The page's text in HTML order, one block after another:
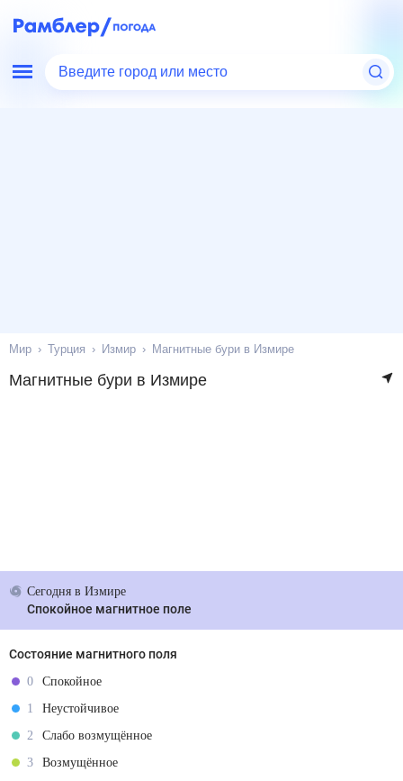
Введите город или место
Мир Турция Измир Магнитные бури в Измире
Магнитные бури в Измире
Сегодняв Измире
Спокойное магнитное поле
Состояние магнитного поля
0
Спокойное
1
Неустойчивое
2
Слабо возмущённое
3
Возмущённое